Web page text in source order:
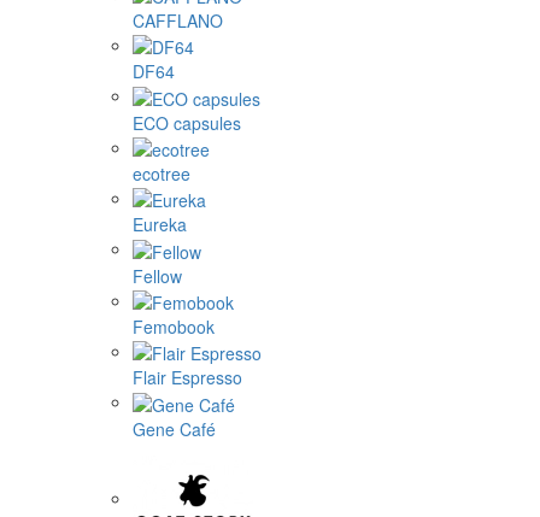
CAFFLANO
DF64
ECO capsules
ecotree
Eureka
Fellow
Femobook
Flair Espresso
Gene Café